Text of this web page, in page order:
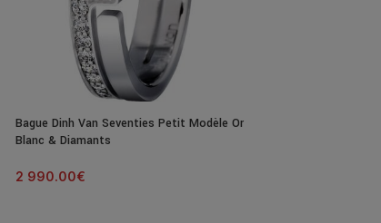
Bague Dinh Van Seventies Petit Modèle Or
Blanc & Diamants
2 990.00€